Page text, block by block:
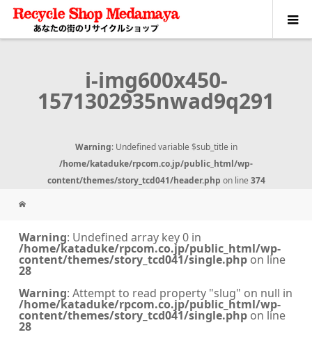
i-img600x450-
1571302935nwad9q291
Warning: Undefined variable $sub_title in
/home/kataduke/rpcom.co.jp/public_html/wp-
content/themes/story_tcd041/header.php on line 374
Warning: Undefined array key 0 in
/home/kataduke/rpcom.co.jp/public_html/wp-
content/themes/story_tcd041/single.php on line
28
Warning: Attempt to read property "slug" on null in
/home/kataduke/rpcom.co.jp/public_html/wp-
content/themes/story_tcd041/single.php on line
28